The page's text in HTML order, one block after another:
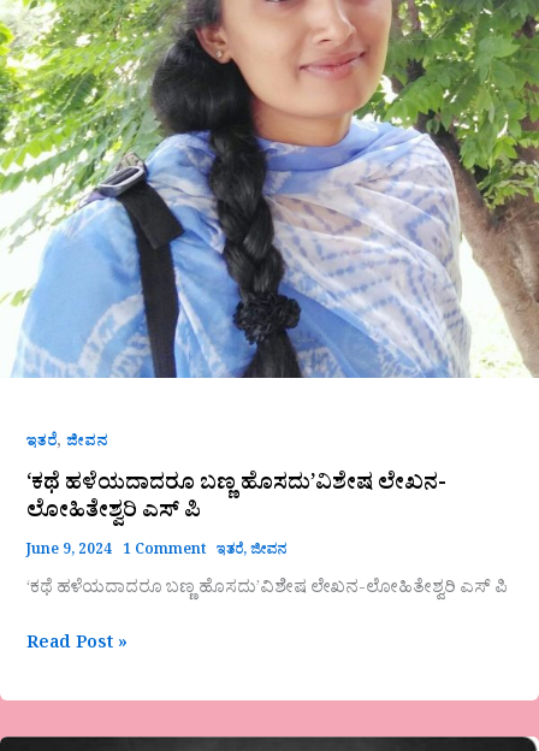
ಇತರೆ, ಜೀವನ
‘ಕಥೆ ಹಳೆಯದಾದರೂ ಬಣ್ಣ ಹೊಸದು’ವಿಶೇಷ ಲೇಖನ-
ಲೋಹಿತೇಶ್ವರಿ ಎಸ್ ಪಿ
June 9, 2024 1 Comment ಇತರೆ,ಜೀವನ
‘ಕಥೆ ಹಳೆಯದಾದರೂ ಬಣ್ಣ ಹೊಸದು’ವಿಶೇಷ ಲೇಖನ-ಲೋಹಿತೇಶ್ವರಿ ಎಸ್ ಪಿ
Read Post »